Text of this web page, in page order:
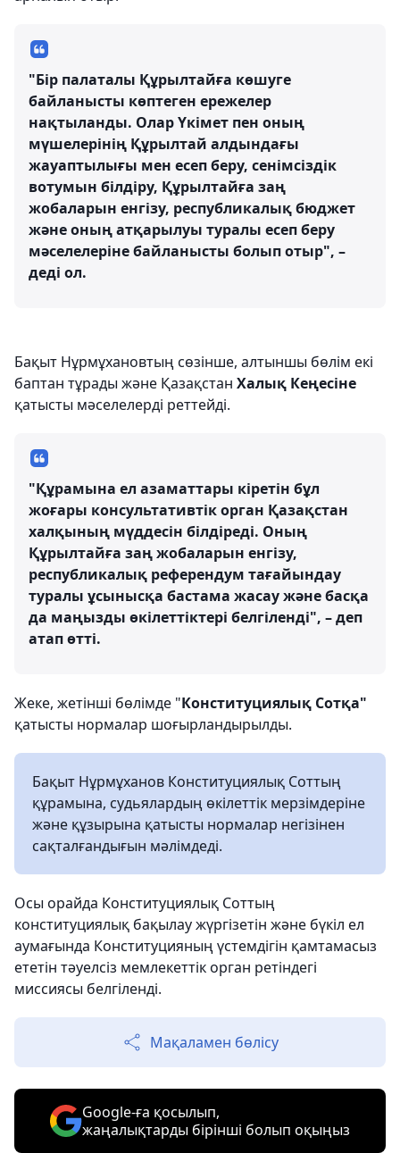
"Бір палаталы Құрылтайға көшуге
байланысты көптеген ережелер
нақтыланды. Олар Үкімет пен оның
мүшелерінің Құрылтай алдындағы
жауаптылығы мен есеп беру, сенімсіздік
вотумын білдіру, Құрылтайға заң
жобаларын енгізу, республикалық бюджет
және оның атқарылуы туралы есеп беру
мәселелеріне байланысты болып отыр", –
деді ол.
Бақыт Нұрмұхановтың сөзінше, алтыншы бөлім екі
баптан тұрады және Қазақстан Халық Кеңесіне
қатысты мәселелерді реттейді.
"Құрамына ел азаматтары кіретін бұл
жоғары консультативтік орган Қазақстан
халқының мүддесін білдіреді. Оның
Құрылтайға заң жобаларын енгізу,
республикалық референдум тағайындау
туралы ұсынысқа бастама жасау және басқа
да маңызды өкілеттіктері белгіленді", – деп
атап өтті.
Жеке, жетінші бөлімде "Конституциялық Сотқа"
қатысты нормалар шоғырландырылды.
Бақыт Нұрмұханов Конституциялық Соттың
құрамына, судьялардың өкілеттік мерзімдеріне
және құзырына қатысты нормалар негізінен
сақталғандығын мәлімдеді.
Осы орайда Конституциялық Соттың
конституциялық бақылау жүргізетін және бүкіл ел
аумағында Конституцияның үстемдігін қамтамасыз
ететін тәуелсіз мемлекеттік орган ретіндегі
миссиясы белгіленді.
Мақаламен бөлісу
Google-ға қосылып,
жаңалықтарды бірінші болып оқыңыз